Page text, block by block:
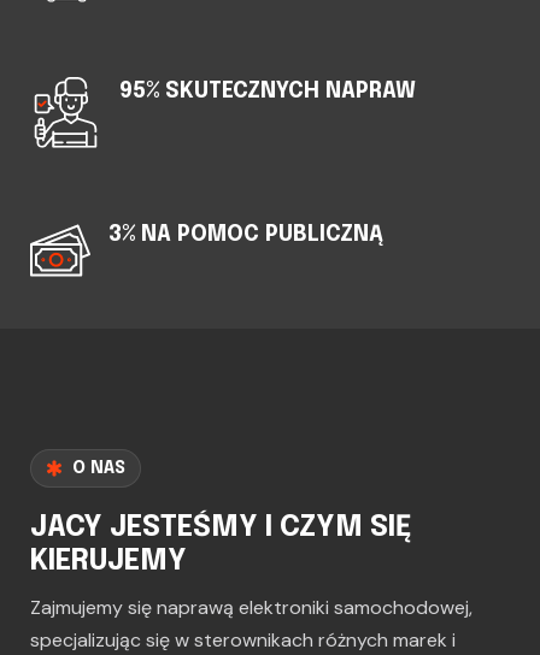
95% SKUTECZNYCH NAPRAW
3% NA POMOC PUBLICZNĄ
O NAS
JACY JESTEŚMY I CZYM SIĘ
KIERUJEMY
Zajmujemy się naprawą elektroniki samochodowej,
specjalizując się w sterownikach różnych marek i